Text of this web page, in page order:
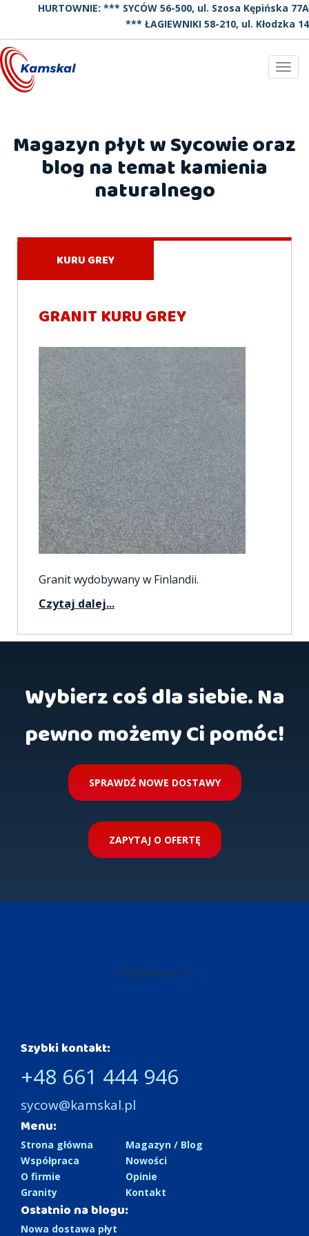
HURTOWNIE: *** SYCÓW 56-500, ul. Szosa Kępińska 77A
*** ŁAGIEWNIKI 58-210, ul. Kłodzka 14
Magazyn płyt w Sycowie oraz
blog na temat kamienia
naturalnego
KURU GREY
GRANIT KURU GREY
Granit wydobywany w Finlandii.
Czytaj dalej...
Wybierz coś dla siebie. Na
pewno możemy Ci pomóc!
SPRAWDŹ NOWE DOSTAWY
ZAPYTAJ O OFERTĘ
[FM_form id="2"]
Szybki kontakt:
+48 661 444 946
sycow@kamskal.pl
Menu:
Strona główna
Współpraca
O firmie
Granity
Magazyn / Blog
Nowości
Opinie
Kontakt
Ostatnio na blogu:
Nowa dostawa płyt